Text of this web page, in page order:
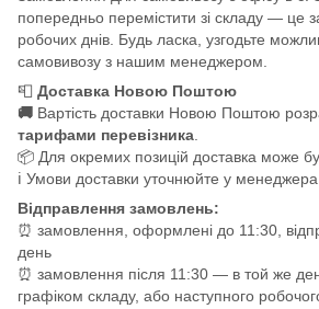
попередньо перемістити зі складу — це
робочих днів. Будь ласка, узгодьте
самовивозу з нашим менеджером.
📮 Доставка Новою Поштою
🚚 Вартість доставки Новою Поштою
тарифами перевізника
📦 Для окремих позицій доставка може
ℹ️ Умови доставки уточнюйте у менеджера.
Відправлення замовлень:
⏰ замовлення, оформлені до 11:30,
день
⏰ замовлення після 11:30 — в той же
графіком складу, або наступного